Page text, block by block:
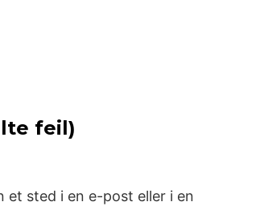
feil)
et sted i en e-post eller i en